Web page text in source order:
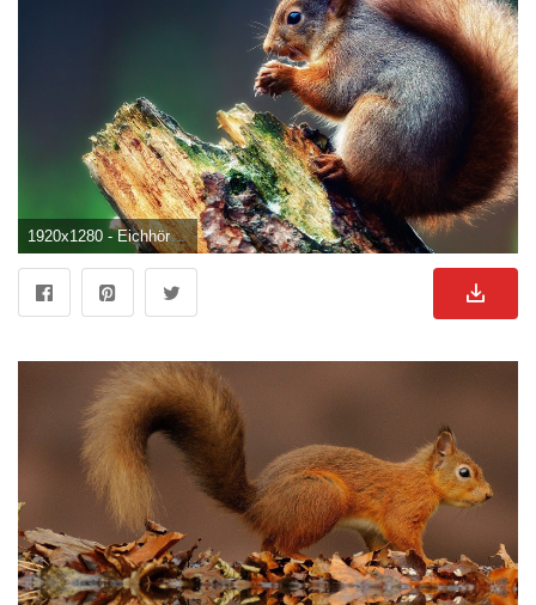
1920x1280 - Eichhörnchen HD Wallpaper und Hintergründe. Eichhornchen Hintergrundbild für Computer.